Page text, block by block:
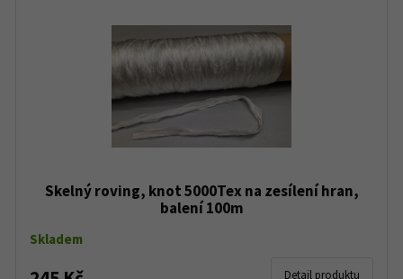
Skelný roving, knot 5000Tex na zesílení hran,
balení 100m
Skladem
Detail produktu